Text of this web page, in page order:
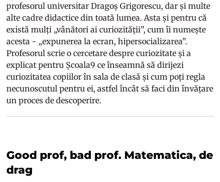
profesorul universitar Dragoș Grigorescu, dar și multe
alte cadre didactice din toată lumea. Asta și pentru că
există mulți „vânători ai curiozității”, cum îi numește
acesta - „expunerea la ecran, hipersocializarea”.
Profesorul scrie o cercetare despre curiozitate și a
explicat pentru Școala9 ce înseamnă să dirijezi
curiozitatea copiilor în sala de clasă și cum poți regla
necunoscutul pentru ei, astfel încât să faci din învățare
un proces de descoperire.
Good prof, bad prof. Matematica, de
drag